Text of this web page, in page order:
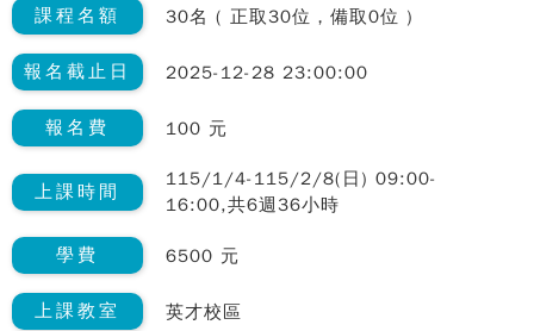
課程名額 30名 ( 正取30位，備取0位 )
報名截止日 2025-12-28 23:00:00
報名費 100 元
上課時間
115/1/4-115/2/8(日) 09:00-
16:00,共6週36小時
學費 6500 元
上課教室 英才校區